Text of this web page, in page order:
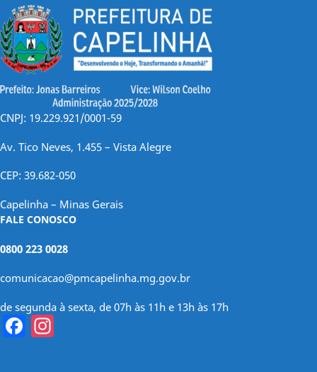
CNPJ: 19.229.921/0001-59
Av. Tico Neves, 1.455 – Vista Alegre
CEP: 39.682-050
Capelinha – Minas Gerais
FALE CONOSCO
0800 223 0028
comunicacao@pmcapelinha.mg.gov.br
de segunda à sexta, de 07h às 11h e 13h às 17h
Facebook